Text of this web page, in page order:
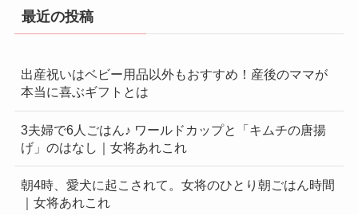
最近の投稿
出産祝いはベビー用品以外もおすすめ！産後のママが
本当に喜ぶギフトとは
3夫婦で6人ごはん♪ ワールドカップと「キムチの唐揚
げ」のはなし｜女将あれこれ
朝4時、愛犬に起こされて。女将のひとり朝ごはん時間
｜女将あれこれ